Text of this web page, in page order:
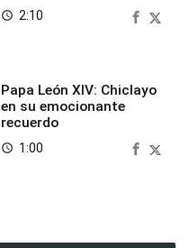
access_time 2:10
Papa León XIV: Chiclayo
en su emocionante
recuerdo
access_time 1:00